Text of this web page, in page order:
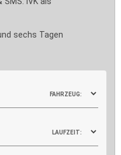
sechs Tagen
FAHRZEUG:
LAUFZEIT: